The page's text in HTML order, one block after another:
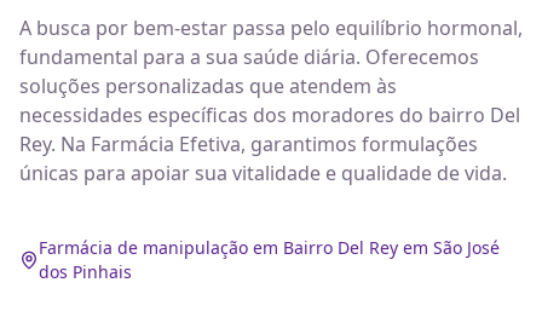
A busca por bem-estar passa pelo equilíbrio hormonal,
fundamental para a sua saúde diária. Oferecemos
soluções personalizadas que atendem às
necessidades específicas dos moradores do bairro Del
Rey. Na Farmácia Efetiva, garantimos formulações
únicas para apoiar sua vitalidade e qualidade de vida.
Farmácia de manipulação em Bairro Del Rey em São José
dos Pinhais